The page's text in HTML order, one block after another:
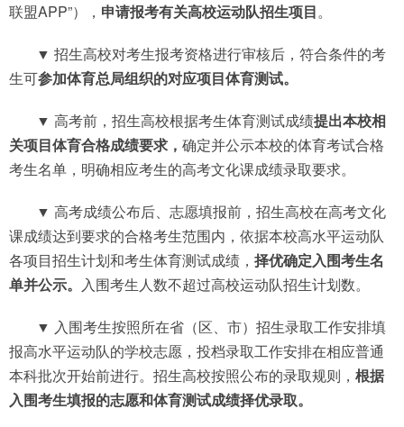
联盟APP”）， 申请报考有关高校运动队招生项目。
▼ 招生高校对考生报考资格进行审核后，符合条件的考
生可参加体育总局组织的对应项目体育测试。
▼ 高考前，招生高校根据考生体育测试成绩提出本校相
关项目体育合格成绩要求， 确定并公示本校的体育考试合格
考生名单，明确相应考生的高考文化课成绩录取要求。
▼ 高考成绩公布后、志愿填报前，招生高校在高考文化
课成绩达到要求的合格考生范围内，依据本校高水平运动队
各项目招生计划和考生体育测试成绩， 择优确定入围考生名
单并公示。 入围考生人数不超过高校运动队招生计划数。
▼ 入围考生按照所在省（区、市）招生录取工作安排填
报高水平运动队的学校志愿，投档录取工作安排在相应普通
本科批次开始前进行。招生高校按照公布的录取规则， 根据
入围考生填报的志愿和体育测试成绩择优录取。